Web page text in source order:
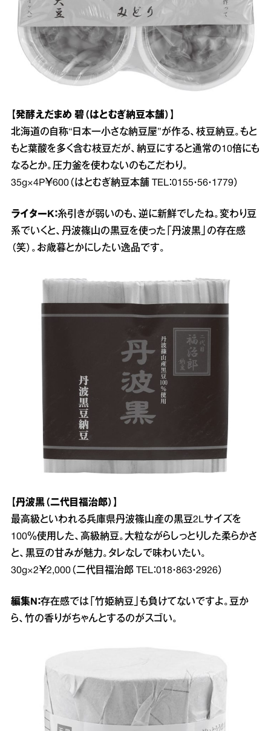
【発酵えだまめ 碧（はとむぎ納豆本舗）】
北海道の自称“日本一小さな納豆屋”が作る、枝豆納豆。もと
もと葉酸を多く含む枝豆だが、納豆にすると通常の10倍にも
なるとか。圧力釜を使わないのもこだわり。
35g×4P￥600（はとむぎ納豆本舗 TEL：0155・56・1779）
ライターK：糸引きが弱いのも、逆に新鮮でしたね。変わり豆
系でいくと、丹波篠山の黒豆を使った「丹波黒」の存在感
（笑）。お歳暮とかにしたい逸品です。
【丹波黒（二代目福治郎）】
最高級といわれる兵庫県丹波篠山産の黒豆2Lサイズを
100％使用した、高級納豆。大粒ながらしっとりした柔らかさ
と、黒豆の甘みが魅力。タレなしで味わいたい。
30g×2￥2,000（二代目福治郎 TEL：018・863・2926）
編集N：存在感では「竹姫納豆」も負けてないですよ。豆か
ら、竹の香りがちゃんとするのがスゴい。